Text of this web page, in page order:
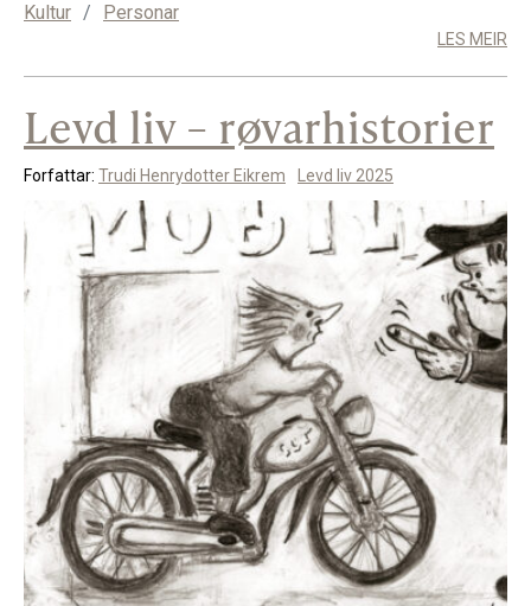
Kultur / Personar
LES MEIR
Levd liv – røvarhistorier
Forfattar: Trudi Henrydotter Eikrem Levd liv 2025